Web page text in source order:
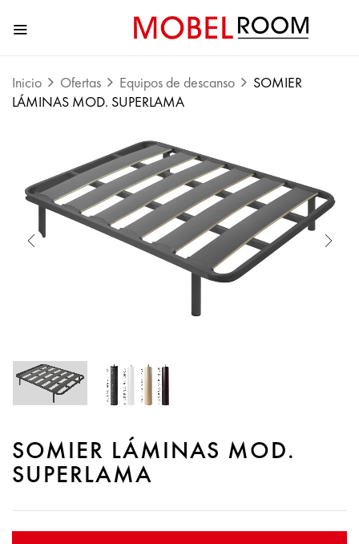
Inicio Ofertas Equipos de descanso
SOMIER
LÁMINAS MOD. SUPERLAMA
SOMIER LÁMINAS MOD.
SUPERLAMA